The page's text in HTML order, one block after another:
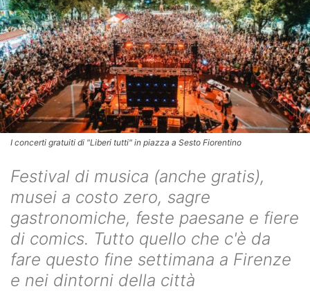
I concerti gratuiti di "Liberi tutti" in piazza a Sesto Fiorentino
Festival di musica (anche gratis),
musei a costo zero, sagre
gastronomiche, feste paesane e fiere
di comics. Tutto quello che c'è da
fare questo fine settimana a Firenze
e nei dintorni della città